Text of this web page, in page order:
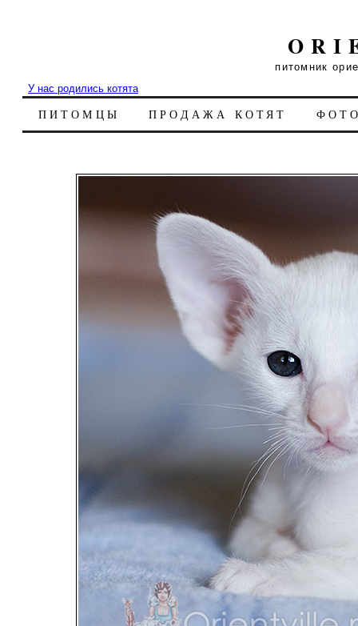
питомник
У нас родились котята
ПИТОМЦЫ ПРОДАЖА КОТЯТ